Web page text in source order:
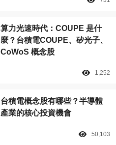
算力光速時代：COUPE 是什
麼？台積電COUPE、矽光子、
CoWoS 概念股
1,252
台積電概念股有哪些？半導體
產業的核心投資機會
50,103